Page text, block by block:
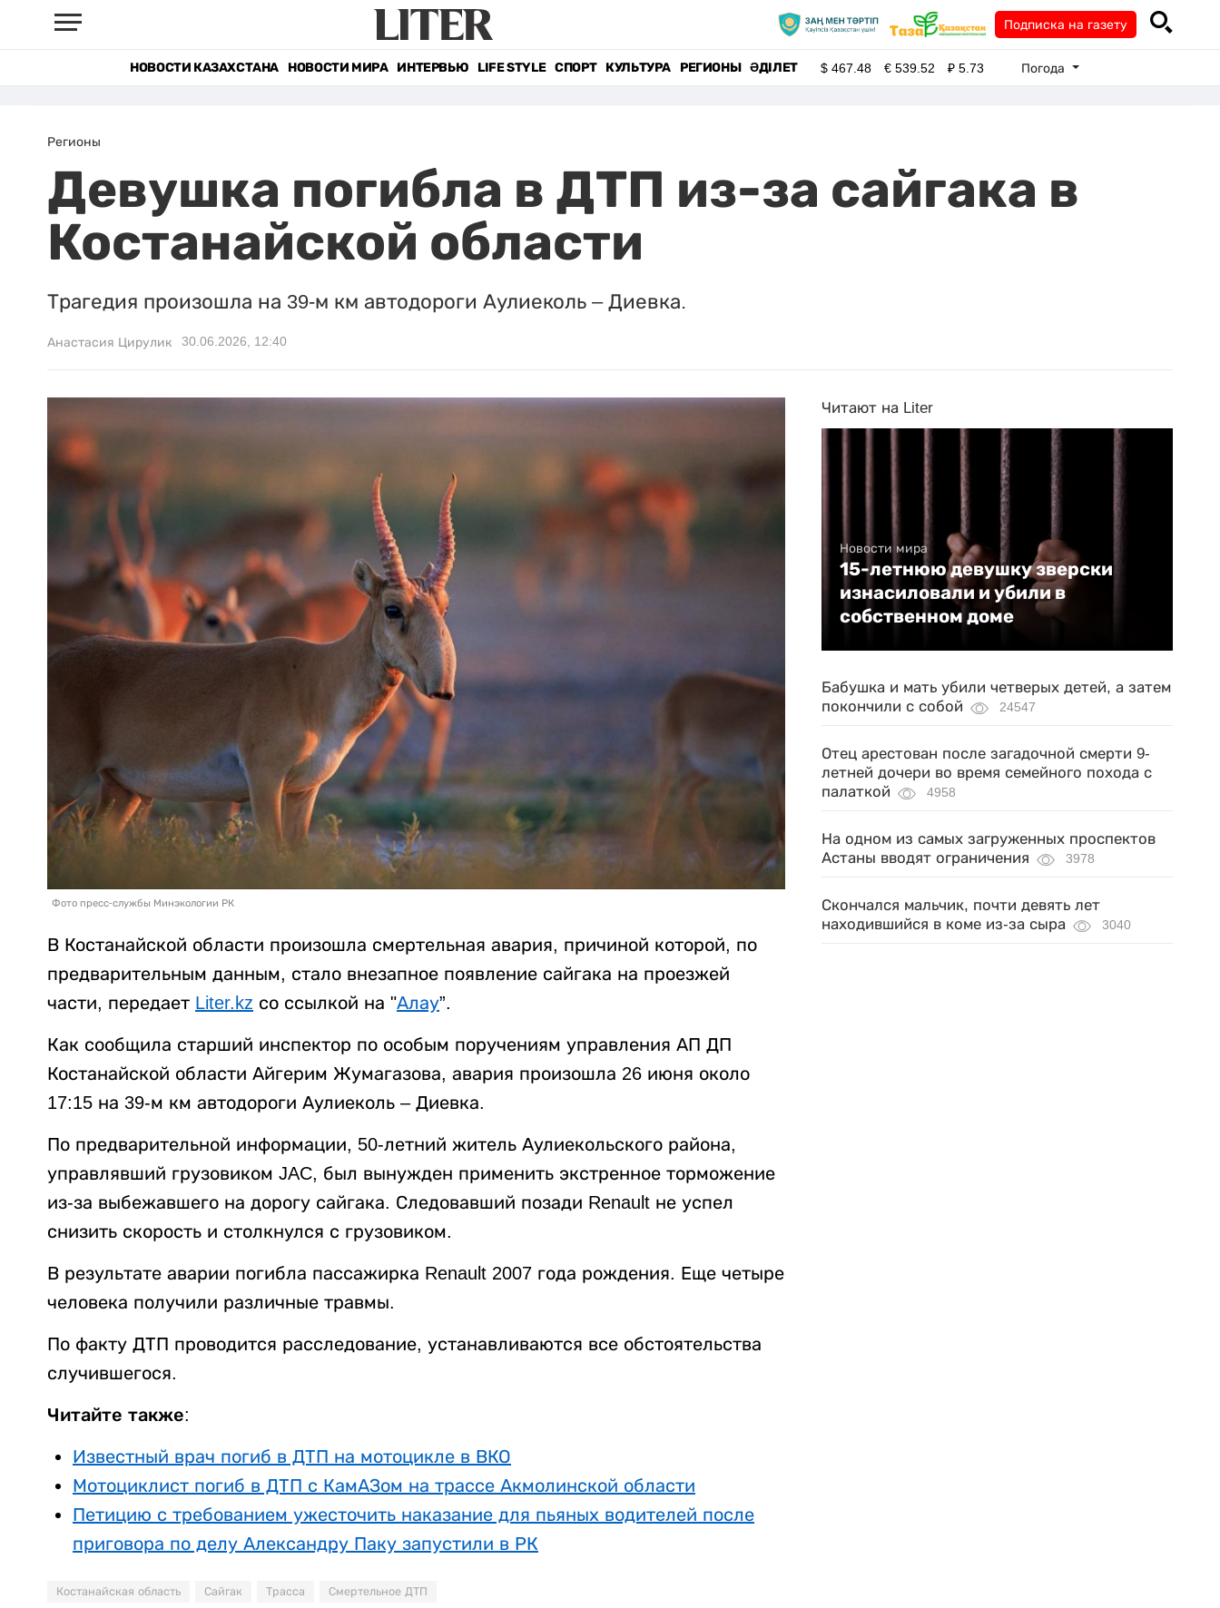
Подписка на газету
НОВОСТИ КАЗАХСТАНА НОВОСТИ МИРА ИНТЕРВЬЮ LIFE STYLE СПОРТ КУЛЬТУРА РЕГИОНЫ ӘДІЛЕТ $467.48 €539.52 ₽5.73 Погода
Регионы
Девушка погибла в ДТП из-за сайгака в
Костанайской области
Трагедия произошла на 39-м км автодороги Аулиеколь – Диевка.
Анастасия Цирулик 30.06.2026, 12:40
Фото пресс-службы Минэкологии РК
В Костанайской области произошла смертельная авария, причиной которой, по
предварительным данным, стало внезапное появление сайгака на проезжей
части, передает Liter.kz со ссылкой на "Алау”.
Как сообщила старший инспектор по особым поручениям управления АП ДП
Костанайской области Айгерим Жумагазова, авария произошла 26 июня около
17:15 на 39-м км автодороги Аулиеколь – Диевка.
По предварительной информации, 50-летний житель Аулиекольского района,
управлявший грузовиком JAC, был вынужден применить экстренное торможение
из-за выбежавшего на дорогу сайгака. Следовавший позади Renault не успел
снизить скорость и столкнулся с грузовиком.
В результате аварии погибла пассажирка Renault 2007 года рождения. Еще четыре
человека получили различные травмы.
По факту ДТП проводится расследование, устанавливаются все обстоятельства
случившегося.
Читайте также:
Известный врач погиб в ДТП на мотоцикле в ВКО
Мотоциклист погиб в ДТП с КамАЗом на трассе Акмолинской области
Петицию с требованием ужесточить наказание для пьяных водителей после
приговора по делу Александру Паку запустили в РК
Костанайская область Сайгак Трасса Смертельное ДТП
Читают на Liter
Новости мира
15-летнюю девушку зверски
изнасиловали и убили в
собственном доме
Бабушка и мать убили четверых детей, а затем
покончили с собой
24547
Отец арестован после загадочной смерти 9-
летней дочери во время семейного похода с
палаткой
4958
На одном из самых загруженных проспектов
Астаны вводят ограничения
3978
Скончался мальчик, почти девять лет
находившийся в коме из-за сыра
3040